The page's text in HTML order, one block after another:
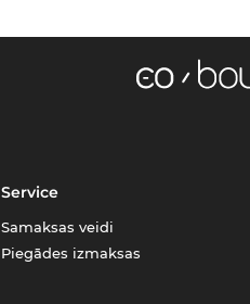
Service
Samaksas veidi
Piegādes izmaksas